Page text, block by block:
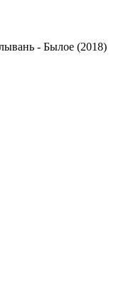
- Былое (2018)